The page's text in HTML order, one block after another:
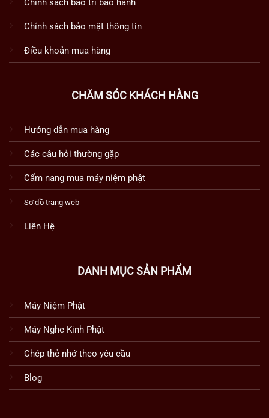
Chính sách bảo trì bảo hành
Chính sách bảo mật thông tin
Điều khoản mua hàng
CHĂM SÓC KHÁCH HÀNG
Hướng dẫn mua hàng
Các câu hỏi thường gặp
Cẩm nang mua máy niệm phật
Sơ đồ trang web
Liên Hệ
DANH MỤC SẢN PHẨM
Máy Niệm Phật
Máy Nghe Kinh Phật
Chép thẻ nhớ theo yêu cầu
Blog